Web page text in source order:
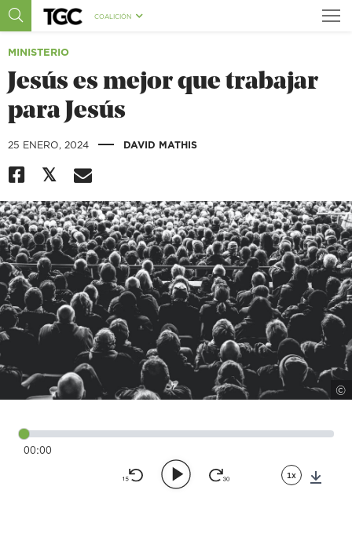
COALICIÓN
MINISTERIO
Jesús es mejor que trabajar
para Jesús
25 ENERO, 2024 | DAVID MATHIS
©
00:00
1x